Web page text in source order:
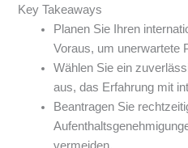
Key Takeaways
Planen Sie Ihren
Voraus, um unerwartete
Wählen Sie ein
aus, das Erfahrung mit
Beantragen Sie
vermeiden.